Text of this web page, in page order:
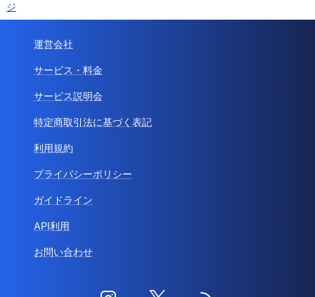
ジ
運営会社
サービス・料金
サービス説明会
特定商取引法に基づく表記
利用規約
プライバシーポリシー
ガイドライン
API利用
お問い合わせ